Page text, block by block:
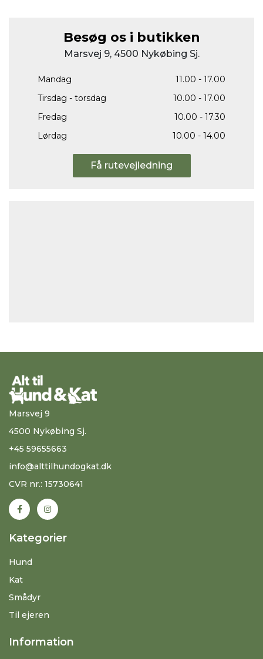
Besøg os i butikken
Marsvej 9, 4500 Nykøbing Sj.
Mandag
11.00 - 17.00
Tirsdag - torsdag
10.00 - 17.00
Fredag
10.00 - 17.30
Lørdag
10.00 - 14.00
Få rutevejledning
Marsvej 9
4500 Nykøbing Sj.
+45 59655663
info@alttilhundogkat.dk
CVR nr.: 15730641
Kategorier
Hund
Kat
Smådyr
Til ejeren
Information